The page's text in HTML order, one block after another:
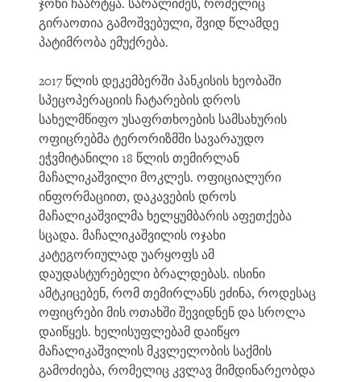
ჯოხი ჩაარტყა. სარალიძეს, რომელიც
გირაოთია გამოშვებული, შვიდ წლამდე
პატიმრობა ემუქრება.
2017 წლის დეკემბერში პანკისის ხეობაში
სპეცოპერაციის ჩატარების დროს
სახელმწიფო უსაფრთხოების სამსახურის
ოფიცრებმა ტერორიზმში სავარაუდო
ეჭვმიტანილი 18 წლის თემირლან
მაჩალიკაშვილი მოკლეს. ოფიციალური
ინფორმაციით, დაკავების დროს
მაჩალიკაშვილმა ხელყუმბარის აფეთქება
სცადა. მაჩალიკაშვილის ოჯახი
კატეგორიულად უარყოფს ამ
დაუდასტურებელი ბრალდებას. ისინი
ამტკიცებენ, რომ თემირლანს ეძინა, როდესაც
ოფიცრები მის ოთახში შევიდნენ და სროლა
დაიწყეს. ხელისუფლებამ დაიწყო
მაჩალიკაშვილის მკვლელობის საქმის
გამოძიება, რომელიც კვლავ მიმდინარეობდა